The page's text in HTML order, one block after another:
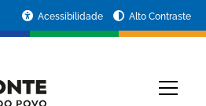
Acessibilidade Alto Contraste